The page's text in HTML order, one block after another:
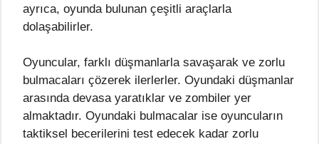
ayrıca, oyunda bulunan çeşitli araçlarla
dolaşabilirler.
Oyuncular, farklı düşmanlarla savaşarak ve zorlu
bulmacaları çözerek ilerlerler. Oyundaki düşmanlar
arasında devasa yaratıklar ve zombiler yer
almaktadır. Oyundaki bulmacalar ise oyuncuların
taktiksel becerilerini test edecek kadar zorlu